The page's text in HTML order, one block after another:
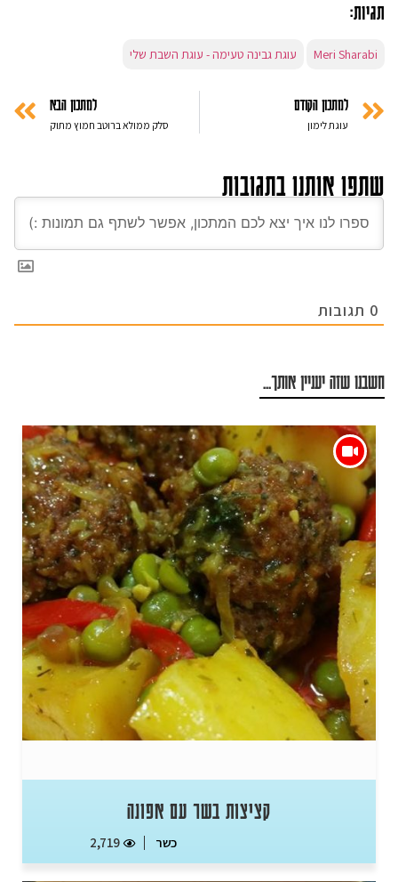
תגיות:
Meri Sharabi עוגת גבינה טעימה - עוגת השבת שלי
למתכון הקודם
עוגת לימון
למתכון הבא
סלק ממולא ברוטב חמוץ מתוק
שתפו אותנו בתגובות
0 תגובות
חשבנו שזה יעניין אותך...
קציצות בשר עם אפונה
כשר 2,719